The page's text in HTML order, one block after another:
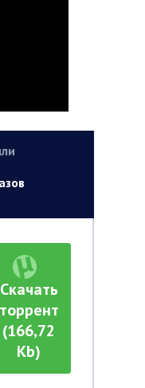
Скачать
торрент
(166,72
Kb)